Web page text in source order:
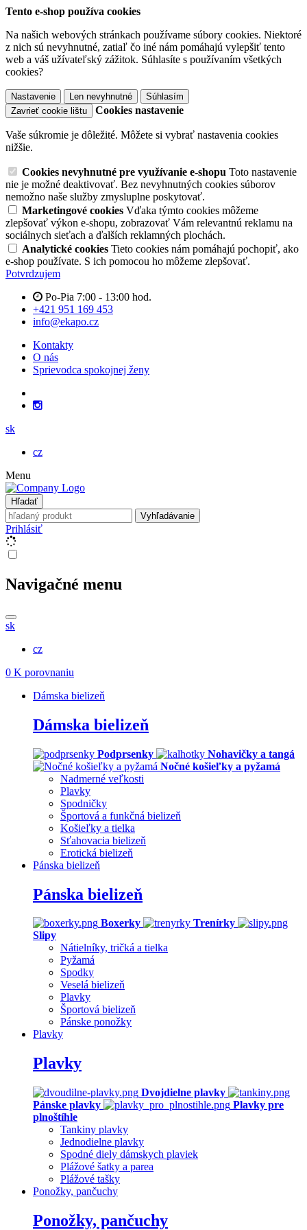
Tento e-shop používa cookies
Na našich webových stránkach používame súbory cookies. Niektoré
z nich sú nevyhnutné, zatiaľ čo iné nám pomáhajú vylepšiť tento
web a váš užívateľský zážitok. Súhlasíte s používaním všetkých
cookies?
Nastavenie Len nevyhnutné
Súhlasím
Zavrieť cookie lištu
Cookies nastavenie
Vaše súkromie je dôležité. Môžete si vybrať nastavenia cookies
nižšie.
Cookies nevyhnutné pre využívanie e-shopu Toto nastavenie
nie je možné deaktivovať. Bez nevyhnutných cookies súborov
nemožno naše služby zmysluplne poskytovať.
Marketingové cookies Vďaka týmto cookies môžeme
zlepšovať výkon e-shopu, zobrazovať Vám relevantnú reklamu na
sociálnych sieťach a ďalších reklamných plochách.
Analytické cookies Tieto cookies nám pomáhajú pochopiť, ako
e-shop používate. S ich pomocou ho môžeme zlepšovať.
Potvrdzujem
Po-Pia 7:00 - 13:00 hod.
+421 951 169 453
info@ekapo.cz
Kontakty
O nás
Sprievodca spokojnej ženy
sk
cz
Menu
Hľadať
Vyhľadávanie
Prihlásiť
Navigačné menu
sk
cz
0 K porovnaniu
Dámska bielizeň
Dámska bielizeň
Podprsenky
Nohavičky a tangá
Nočné košieľky a pyžamá
Nadmerné veľkosti
Plavky
Spodničky
Športová a funkčná bielizeň
Košieľky a tielka
Sťahovacia bielizeň
Erotická bielizeň
Pánska bielizeň
Pánska bielizeň
Boxerky
Trenírky
Slipy
Nátielníky, tričká a tielka
Pyžamá
Spodky
Veselá bielizeň
Plavky
Športová bielizeň
Pánske ponožky
Plavky
Plavky
Dvojdielne plavky
Pánske plavky
Plavky pre
plnoštíhle
Tankiny plavky
Jednodielne plavky
Spodné diely dámskych plaviek
Plážové šatky a parea
Plážové tašky
Ponožky, pančuchy
Ponožky, pančuchy